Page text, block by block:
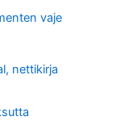
vaje
nettikirja